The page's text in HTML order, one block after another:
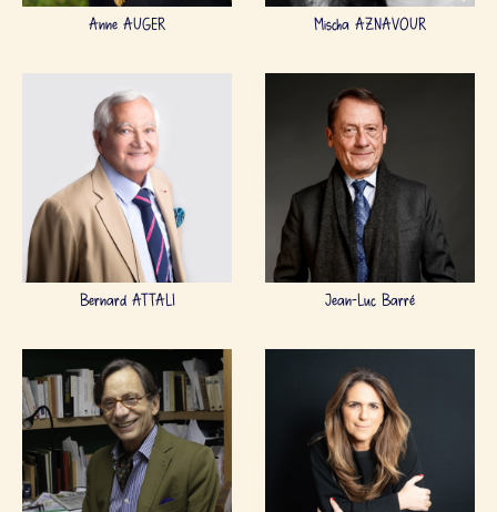
Anne AUGER Mischa AZNAVOUR
Bernard ATTALI Jean-Luc Barré